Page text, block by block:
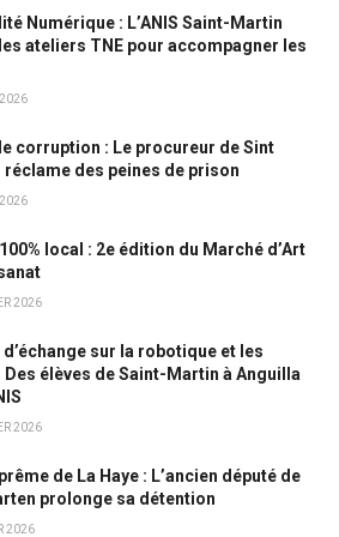
Numérique : L’ANIS Saint-Martin
ateliers TNE pour accompagner les
corruption : Le procureur de Sint
réclame des peines de prison
local : 2e édition du Marché d’Art
2026
sur la robotique et les
Des élèves de Saint-Martin à Anguilla
2026
de La Haye : L’ancien député de
prolonge sa détention
2026